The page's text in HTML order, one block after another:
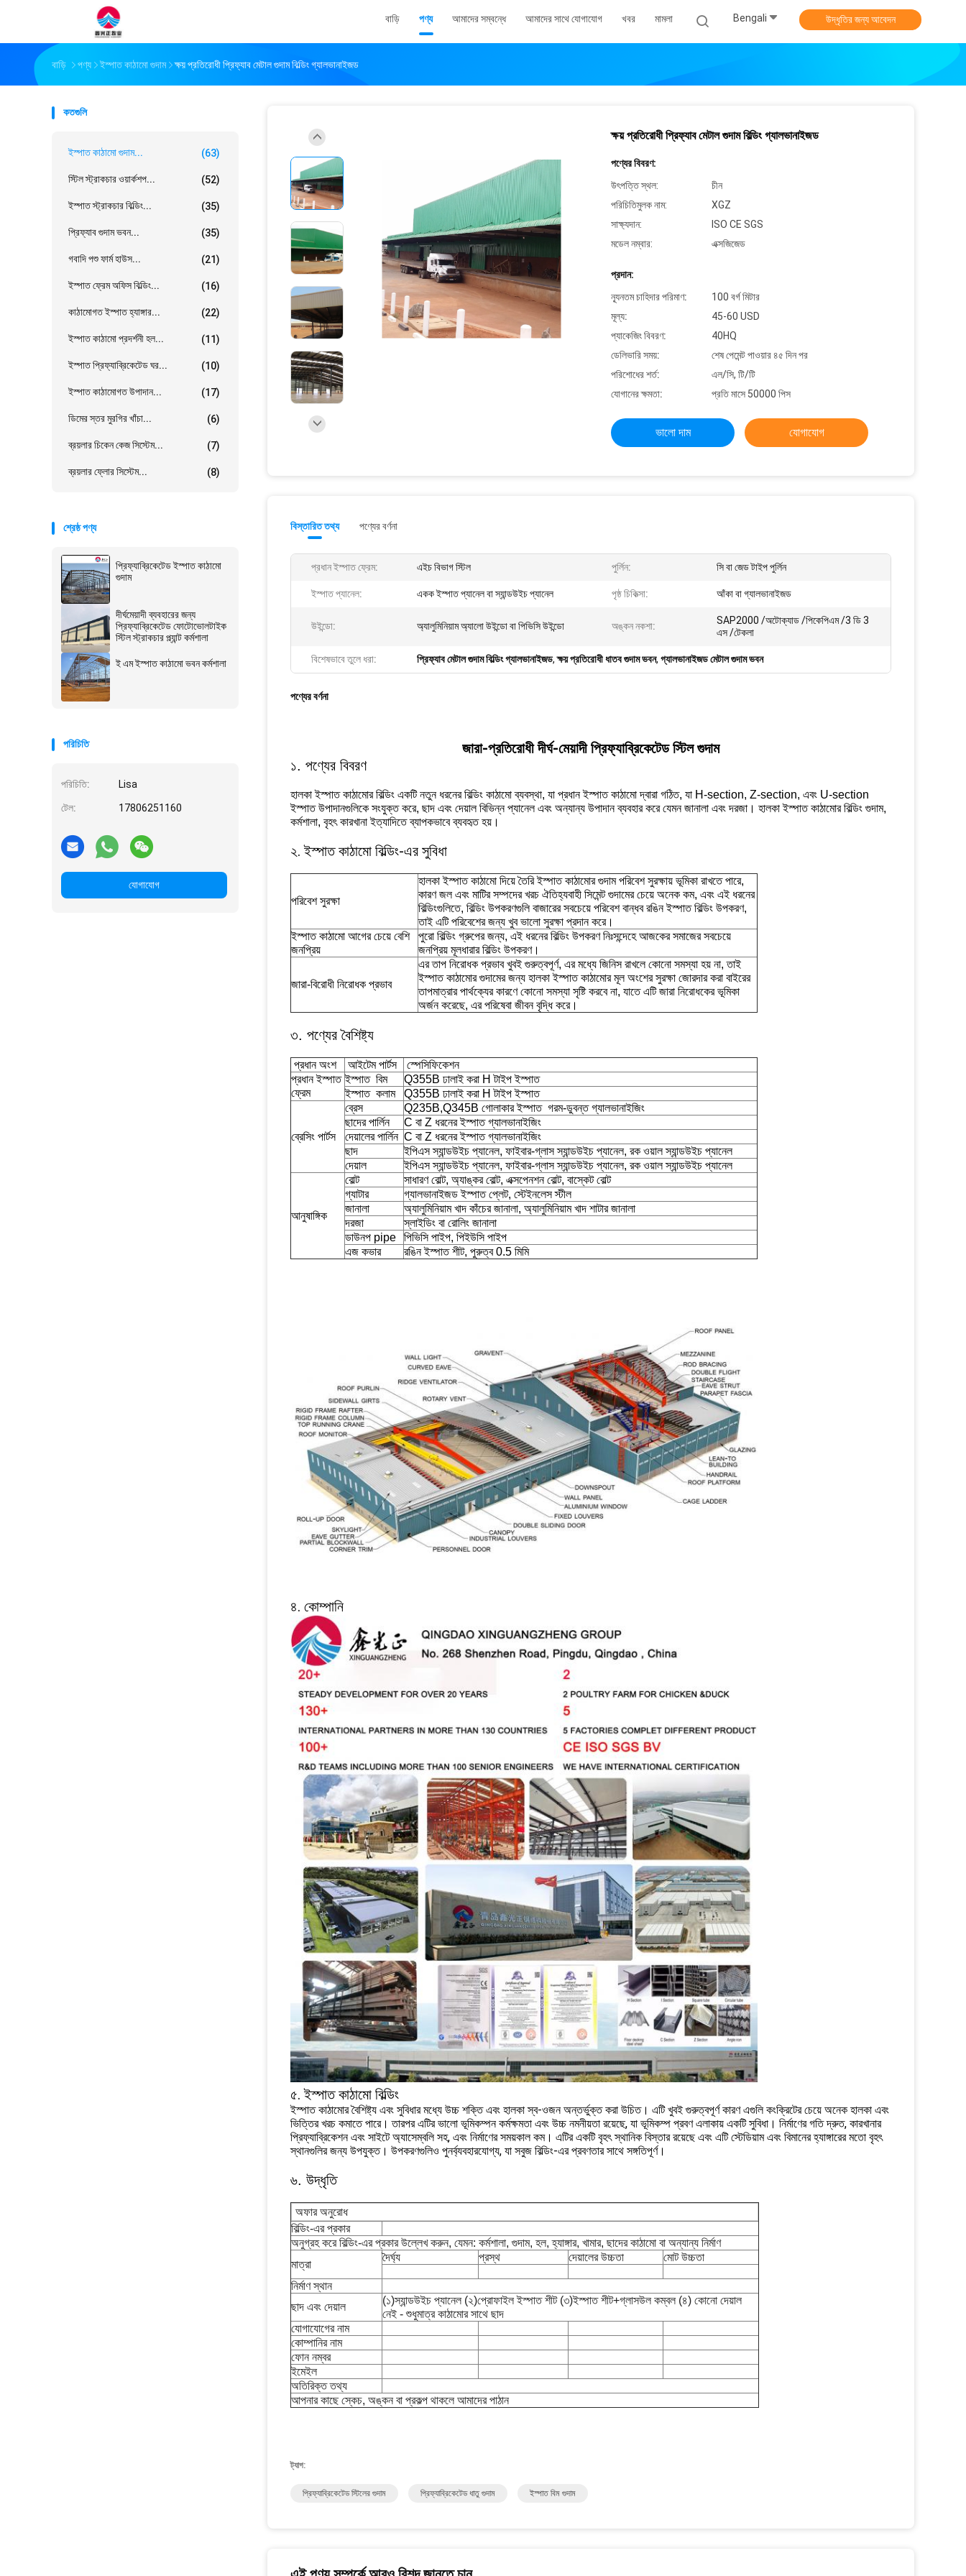
বাড়ি পণ্য আমাদের সম্বন্ধে আমাদের সাথে যোগাযোগ খবর মামলা Bengali উদ্ধৃতির জন্য আবেদন
বাড়ি পণ্য ইস্পাত কাঠামো গুদাম ক্ষয় প্রতিরোধী প্রিফ্যাব মেটাল গুদাম বিল্ডিং গ্যালভানাইজড
কতগুলি
ইস্পাত কাঠামো গুদাম... (63)
স্টিল স্ট্রাকচার ওয়ার্কশপ... (52)
ইস্পাত স্ট্রাকচার বিল্ডিং... (35)
প্রিফ্যাব গুদাম ভবন... (35)
গবাদি পশু ফার্ম হাউস... (21)
ইস্পাত ফ্রেম অফিস বিল্ডিং... (16)
কাঠামোগত ইস্পাত হ্যাঙ্গার... (22)
ইস্পাত কাঠামো প্রদর্শনী হল... (11)
ইস্পাত প্রিফ্যাব্রিকেটেড ঘর... (10)
ইস্পাত কাঠামোগত উপাদান... (17)
ডিমের স্তর মুরগির খাঁচা... (6)
ব্রয়লার চিকেন কেজ সিস্টেম... (7)
ব্রয়লার ফ্লোর সিস্টেম... (8)
শ্রেষ্ঠ পণ্য
প্রিফ্যাব্রিকেটেড ইস্পাত কাঠামো
গুদাম
দীর্ঘমেয়াদী ব্যবহারের জন্য
প্রিফ্যাব্রিকেটেড ফোটোভোলটাইক
স্টিল স্ট্রাকচার প্ল্যান্ট কর্মশালা
ই এম ইস্পাত কাঠামো ভবন কর্মশালা
পরিচিতি
পরিচিতি: Lisa
টেল: 17806251160
যোগাযোগ
ক্ষয় প্রতিরোধী প্রিফ্যাব মেটাল গুদাম বিল্ডিং গ্যালভানাইজড
পণ্যের বিবরণ:
উৎপত্তি স্থল:
চীন
পরিচিতিমুলক নাম:
XGZ
সাক্ষ্যদান:
ISO CE SGS
মডেল নম্বার:
এক্সজিজেড
প্রদান:
ন্যূনতম চাহিদার পরিমাণ:
100 বর্গ মিটার
মূল্য:
45-60 USD
প্যাকেজিং বিবরণ:
40HQ
ডেলিভারি সময়:
শেষ পেমেন্ট পাওয়ার ৪৫ দিন পর
পরিশোধের শর্ত:
এল/সি, টি/টি
যোগানের ক্ষমতা:
প্রতি মাসে 50000 পিস
ভালো দাম যোগাযোগ
বিস্তারিত তথ্য পণ্যের বর্ণনা
প্রধান ইস্পাত ফ্রেম: এইচ বিভাগ স্টিল পুর্লিন: সি বা জেড টাইপ পুর্লিন
ইস্পাত প্যানেল: একক ইস্পাত প্যানেল বা স্যান্ডউইচ প্যানেল পৃষ্ঠ চিকিত্সা: আঁকা বা গ্যালভানাইজড
উইন্ডো: অ্যালুমিনিয়াম অ্যালো উইন্ডো বা পিভিসি উইন্ডো অঙ্কন নকশা:
SAP2000 /অটোক্যাড /পিকেপিএম /3 ডি 3
এস /টেকলা
বিশেষভাবে তুলে ধরা: প্রিফ্যাব মেটাল গুদাম বিল্ডিং গ্যালভানাইজড,ক্ষয় প্রতিরোধী ধাতব গুদাম ভবন, গ্যালভানাইজড মেটাল গুদাম ভবন
পণ্যের বর্ণনা
জারা-প্রতিরোধী দীর্ঘ-মেয়াদী প্রিফ্যাব্রিকেটেড স্টিল গুদাম
​১. পণ্যের বিবরণ
হালকা ইস্পাত কাঠামোর বিল্ডিং একটি নতুন ধরনের বিল্ডিং কাঠামো ব্যবস্থা, যা প্রধান ইস্পাত কাঠামো দ্বারা গঠিত, যা H-section, Z-section, এবং U-section
ইস্পাত উপাদানগুলিকে সংযুক্ত করে, ছাদ এবং দেয়াল বিভিন্ন প্যানেল এবং অন্যান্য উপাদান ব্যবহার করে যেমন জানালা এবং দরজা। হালকা ইস্পাত কাঠামোর বিল্ডিং গুদাম,
কর্মশালা, বৃহৎ কারখানা ইত্যাদিতে ব্যাপকভাবে ব্যবহৃত হয়।
২. ইস্পাত কাঠামো বিল্ডিং-এর সুবিধা
পরিবেশ সুরক্ষা
হালকা ইস্পাত কাঠামো দিয়ে তৈরি ইস্পাত কাঠামোর গুদাম পরিবেশ সুরক্ষায় ভূমিকা রাখতে পারে,
কারণ জল এবং মাটির সম্পদের খরচ ঐতিহ্যবাহী সিমেন্ট গুদামের চেয়ে অনেক কম, এবং এই ধরনের
বিল্ডিংগুলিতে, বিল্ডিং উপকরণগুলি বাজারের সবচেয়ে পরিবেশ বান্ধব রঙিন ইস্পাত বিল্ডিং উপকরণ,
তাই এটি পরিবেশের জন্য খুব ভালো সুরক্ষা প্রদান করে।
ইস্পাত কাঠামো আগের চেয়ে বেশি
জনপ্রিয়
পুরো বিল্ডিং গ্রুপের জন্য, এই ধরনের বিল্ডিং উপকরণ নিঃসন্দেহে আজকের সমাজের সবচেয়ে
জনপ্রিয় মূলধারার বিল্ডিং উপকরণ।
জারা-বিরোধী নিরোধক প্রভাব
এর তাপ নিরোধক প্রভাব খুবই গুরুত্বপূর্ণ, এর মধ্যে জিনিস রাখলে কোনো সমস্যা হয় না, তাই
ইস্পাত কাঠামোর গুদামের জন্য হালকা ইস্পাত কাঠামোর মূল অংশের সুরক্ষা জোরদার করা বাইরের
তাপমাত্রার পার্থক্যের কারণে কোনো সমস্যা সৃষ্টি করবে না, যাতে এটি জারা নিরোধকের ভূমিকা
অর্জন করেছে, এর পরিষেবা জীবন বৃদ্ধি করে।
৩. পণ্যের বৈশিষ্ট্য
প্রধান অংশ আইটেম পার্টস
স্পেসিফিকেশন
প্রধান ইস্পাত
ফ্রেম
ইস্পাত বিম
Q355B ঢালাই করা H টাইপ ইস্পাত
ইস্পাত কলাম
Q355B ঢালাই করা H টাইপ ইস্পাত
ব্রেসিং পার্টস
ব্রেস
Q235B,Q345B গোলাকার ইস্পাত গরম-ডুবন্ত গ্যালভানাইজিং
ছাদের পার্লিন
C বা Z ধরনের ইস্পাত গ্যালভানাইজিং
দেয়ালের পার্লিন C বা Z ধরনের ইস্পাত গ্যালভানাইজিং
ছাদ
ইপিএস স্যান্ডউইচ প্যানেল, ফাইবার-গ্লাস স্যান্ডউইচ প্যানেল, রক ওয়াল স্যান্ডউইচ প্যানেল
দেয়াল
ইপিএস স্যান্ডউইচ প্যানেল, ফাইবার-গ্লাস স্যান্ডউইচ প্যানেল, রক ওয়াল স্যান্ডউইচ প্যানেল
আনুষাঙ্গিক
বোল্ট
সাধারণ বোল্ট, অ্যাঙ্কর বোল্ট, এক্সপেনশন বোল্ট, বাস্কেট বোল্ট
গ্যাটার
গ্যালভানাইজড ইস্পাত প্লেট, স্টেইনলেস স্টীল
জানালা
অ্যালুমিনিয়াম খাদ কাঁচের জানালা, অ্যালুমিনিয়াম খাদ শাটার জানালা
দরজা
স্লাইডিং বা রোলিং জানালা
ডাউনপ pipe
পিভিসি পাইপ, পিইউসি পাইপ
এজ কভার
রঙিন ইস্পাত শীট, পুরুত্ব 0.5 মিমি
৪. কোম্পানি
৫. ইস্পাত কাঠামো বিল্ডিং
ইস্পাত কাঠামোর বৈশিষ্ট্য এবং সুবিধার মধ্যে উচ্চ শক্তি এবং হালকা স্ব-ওজন অন্তর্ভুক্ত করা উচিত। এটি খুবই গুরুত্বপূর্ণ কারণ এগুলি কংক্রিটের চেয়ে অনেক হালকা এবং
ভিত্তির খরচ কমাতে পারে। তারপর এটির ভালো ভূমিকম্পন কর্মক্ষমতা এবং উচ্চ নমনীয়তা রয়েছে, যা ভূমিকম্প প্রবণ এলাকায় একটি সুবিধা। নির্মাণের গতি দ্রুত, কারখানার
প্রিফ্যাব্রিকেশন এবং সাইটে অ্যাসেম্বলি সহ, এবং নির্মাণের সময়কাল কম। এটির একটি বৃহৎ স্থানিক বিস্তার রয়েছে এবং এটি স্টেডিয়াম এবং বিমানের হ্যাঙ্গারের মতো বৃহৎ
স্থানগুলির জন্য উপযুক্ত। উপকরণগুলিও পুনর্ব্যবহারযোগ্য, যা সবুজ বিল্ডিং-এর প্রবণতার সাথে সঙ্গতিপূর্ণ।
৬. উদ্ধৃতি
অফার অনুরোধ
বিল্ডিং-এর প্রকার
অনুগ্রহ করে বিল্ডিং-এর প্রকার উল্লেখ করুন, যেমন: কর্মশালা, গুদাম, হল, হ্যাঙ্গার, খামার, ছাদের কাঠামো বা অন্যান্য নির্মাণ
মাত্রা
দৈর্ঘ্য প্রস্থ দেয়ালের উচ্চতা মোট উচ্চতা
নির্মাণ স্থান
ছাদ এবং দেয়াল
(১)স্যান্ডউইচ প্যানেল (২)প্রোফাইল ইস্পাত শীট (৩)ইস্পাত শীট+গ্লাসউল কম্বল (৪) কোনো দেয়াল
নেই - শুধুমাত্র কাঠামোর সাথে ছাদ
যোগাযোগের নাম
কোম্পানির নাম
ফোন নম্বর
ইমেইল
অতিরিক্ত তথ্য
আপনার কাছে স্কেচ, অঙ্কন বা প্রকল্প থাকলে আমাদের পাঠান
ট্যাগ:
প্রিফ্যাব্রিকেটেড স্টিলের গুদাম প্রিফ্যাব্রিকেটেড ধাতু গুদাম ইস্পাত বিম গুদাম